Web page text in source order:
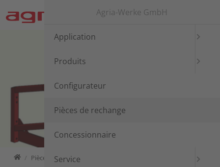
HomePièces de rechange
Agria-Werke GmbH
Application
Produits
Configurateur
Pièces de rechange
Concessionnaire
Service